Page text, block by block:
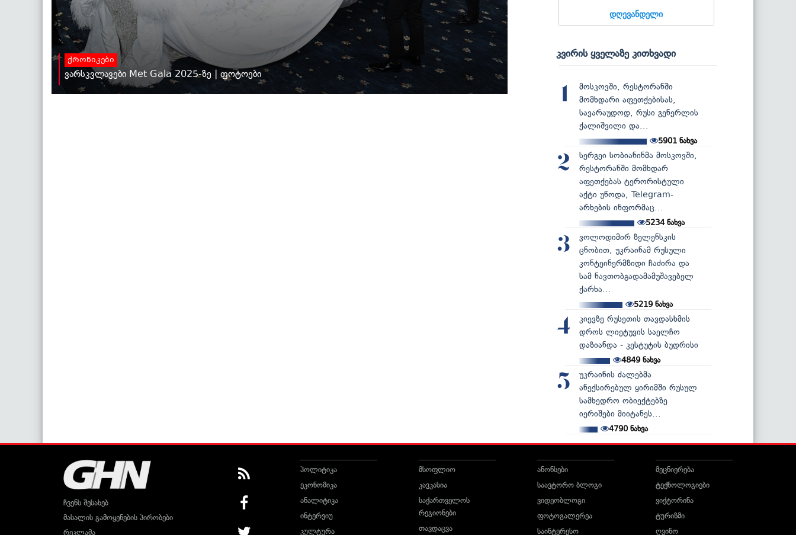
ქრონიკები
ვარსკვლავები Met Gala 2025-ზე | ფოტოები
დღევანდელი
კვირის ყველაზე კითხვადი
1
მოსკოვში, რესტორანში
მომხდარი აფეთქებისას,
სავარაუდოდ, რუსი გენერლის
ქალიშვილი და...
5901 ნახვა
2
სერგეი სობიანინმა მოსკოვში,
რესტორანში მომხდარ
აფეთქებას ტერორისტული
აქტი უწოდა, Telegram-
არხების ინფორმაც...
5234ნახვა
3
ვოლოდიმირ ზელენსკის
ცნობით, უკრაინამ რუსული
კონტეინერმზიდი ჩაძირა და
სამ ნავთობგადამამუშავებელ
ქარხა...
5219ნახვა
4
კიევზე რუსეთის თავდასხმის
დროს ლიეტუვის საელჩო
დაზიანდა - კესტუტის ბუდრისი
4849ნახვა
5
უკრაინის ძალებმა
ანექსირებულ ყირიმში რუსულ
სამხედრო ობიექტებზე
იერიშები მიიტანეს...
4790ნახვა
ჩვენს შესახებ
მასალის გამოყენების პირობები
რეკლამა
პოლიტიკა
ეკონომიკა
ანალიტიკა
ინტერვიუ
კულტურა
მსოფლიო
კავკასია
საქართველოს
რეგიონები
თავდაცვა
ანონსები
საავტორო ბლოგი
ვიდეობლოგი
ფოტოგალერეა
საინტერესო
მეცნიერება
ტექნოლოგიები
ვიქტორინა
ტურიზმი
ღვინო